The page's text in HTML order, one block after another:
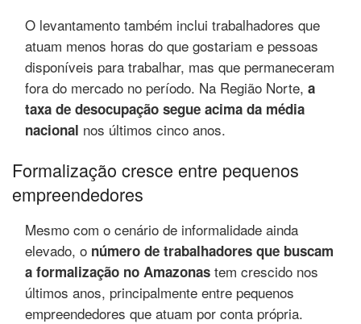
O levantamento também inclui trabalhadores que
atuam menos horas do que gostariam e pessoas
disponíveis para trabalhar, mas que permaneceram
fora do mercado no período. Na Região Norte, a
taxa de desocupação segue acima da média
nacional nos últimos cinco anos.
Formalização cresce entre pequenos
empreendedores
Mesmo com o cenário de informalidade ainda
elevado, o número de trabalhadores que buscam
a formalização no Amazonas tem crescido nos
últimos anos, principalmente entre pequenos
empreendedores que atuam por conta própria.